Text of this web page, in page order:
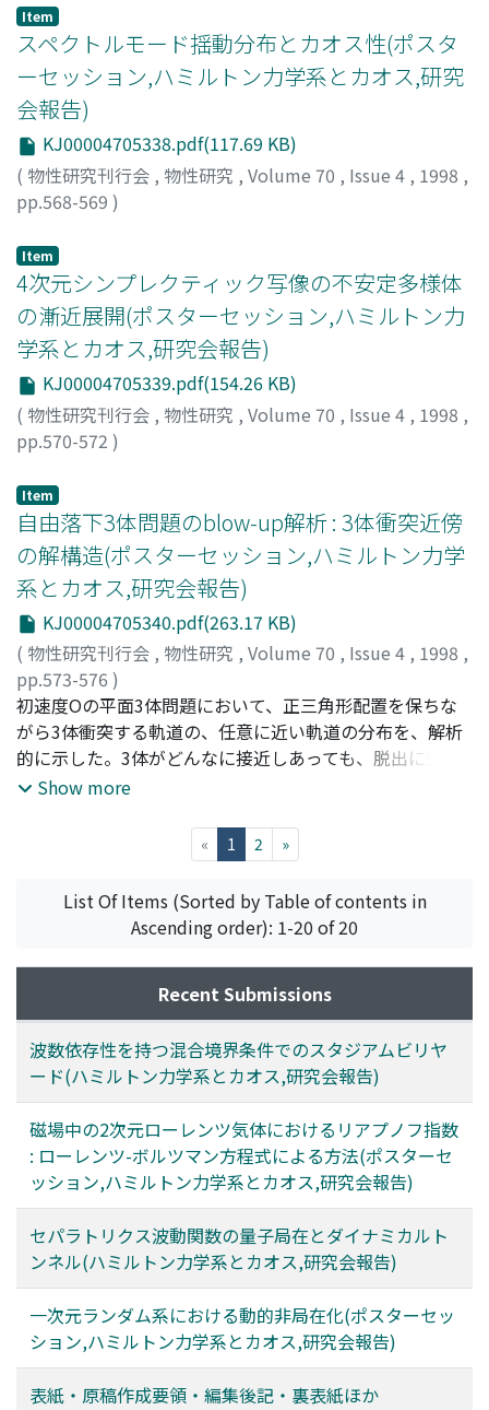
Kazuo
Item
スペクトルモード揺動分布とカオス性(ポスタ
ーセッション,ハミルトン力学系とカオス,研究
会報告)
KJ00004705338.pdf(117.69 KB)
( 物性研究刊行会 , 物性研究 , Volume 70 , Issue 4 , 1998 ,
pp.568-569 )
Naotaka
Item
4次元シンプレクティック写像の不安定多様体
の漸近展開(ポスターセッション,ハミルトン力
学系とカオス,研究会報告)
KJ00004705339.pdf(154.26 KB)
( 物性研究刊行会 , 物性研究 , Volume 70 , Issue 4 , 1998 ,
pp.570-572 )
Tetsuro
Item
自由落下3体問題のblow-up解析 : 3体衝突近傍
の解構造(ポスターセッション,ハミルトン力学
系とカオス,研究会報告)
KJ00004705340.pdf(263.17 KB)
( 物性研究刊行会 , 物性研究 , Volume 70 , Issue 4 , 1998 ,
pp.573-576 )
梅原, 広明;谷川, 清隆;Umehara, Hiroaki;Tanikawa,
Kiyotaka;ウメハラ, ヒロアキ;タニカワ, キヨタカ
初速度Oの平面3体問題において、正三角形配置を保ちな
がら3体衝突する軌道の、任意に近い軌道の分布を、解析
的に示した。3体がどんなに接近しあっても、脱出に失敗
する軌道があり、脱出軌道は、平面二等辺軌道の周りに分
Show more
« 1 (current)
2 »
List Of Items (Sorted by Table of contents in
Ascending order): 1-20 of 20
Recent Submissions
波数依存性を持つ混合境界条件でのスタジアムビリヤ
ード(ハミルトン力学系とカオス,研究会報告)
磁場中の2次元ローレンツ気体におけるリアプノフ指数
: ローレンツ-ボルツマン方程式による方法(ポスターセ
ッション,ハミルトン力学系とカオス,研究会報告)
セパラトリクス波動関数の量子局在とダイナミカルト
ンネル(ハミルトン力学系とカオス,研究会報告)
一次元ランダム系における動的非局在化(ポスターセッ
ション,ハミルトン力学系とカオス,研究会報告)
表紙・原稿作成要領・編集後記・裏表紙ほか